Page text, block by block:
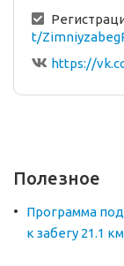
t/
https://
Полезное
Программа
к забегу 21.1 км